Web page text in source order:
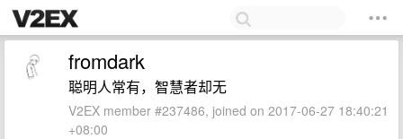
fromdark
聪明人常有，智慧者却无
V2EX member #237486, joined on 2017-06-27 18:40:21
+08:00